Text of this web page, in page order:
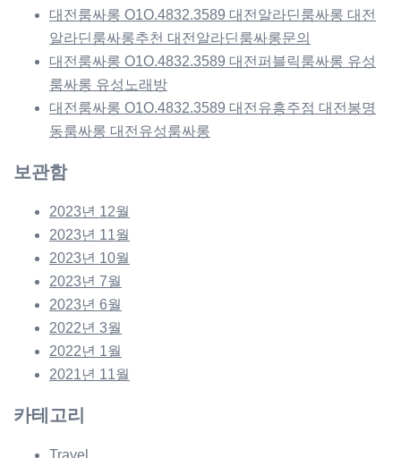
대전룸싸롱 O1O.4832.3589 대전알라딘룸싸롱 대전
알라딘룸싸롱추천 대전알라딘룸싸롱문의
대전룸싸롱 O1O.4832.3589 대전퍼블릭룸싸롱 유성
룸싸롱 유성노래방
대전룸싸롱 O1O.4832.3589 대전유흥주점 대전봉명
동룸싸롱 대전유성룸싸롱
보관함
2023년 12월
2023년 11월
2023년 10월
2023년 7월
2023년 6월
2022년 3월
2022년 1월
2021년 11월
카테고리
Travel